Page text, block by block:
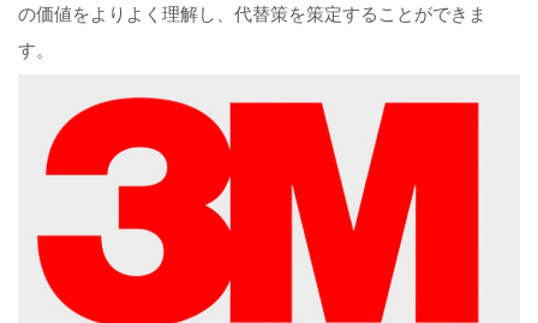
の価値をよりよく理解し、代替策を策定することができま
す。